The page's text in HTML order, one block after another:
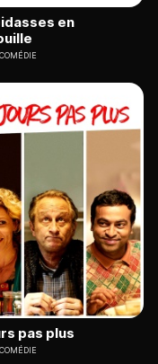
en
COMÉDIE
pas plus
COMÉDIE